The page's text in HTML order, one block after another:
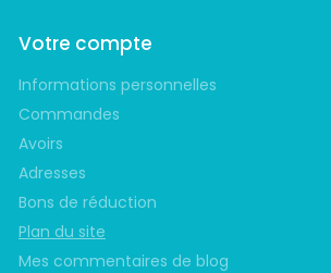
Votre compte
Informations personnelles
Commandes
Avoirs
Adresses
Bons de réduction
Plan du site
Mes commentaires de blog